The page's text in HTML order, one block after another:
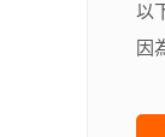
以
因